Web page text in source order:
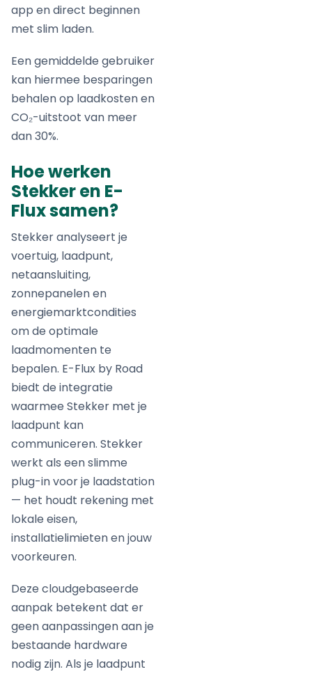
app en direct beginnen
met slim laden.
Een gemiddelde gebruiker
kan hiermee besparingen
behalen op laadkosten en
CO₂-uitstoot van meer
dan 30%.
Hoe werken
Stekker en E-
Flux samen?
Stekker analyseert je
voertuig, laadpunt,
netaansluiting,
zonnepanelen en
energiemarktcondities
om de optimale
laadmomenten te
bepalen. E-Flux by Road
biedt de integratie
waarmee Stekker met je
laadpunt kan
communiceren. Stekker
werkt als een slimme
plug-in voor je laadstation
— het houdt rekening met
lokale eisen,
installatielimieten en jouw
voorkeuren.
Deze cloudgebaseerde
aanpak betekent dat er
geen aanpassingen aan je
bestaande hardware
nodig zijn. Als je laadpunt